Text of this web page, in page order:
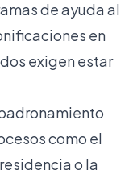
de ayuda al
en
exigen estar
como el
o la